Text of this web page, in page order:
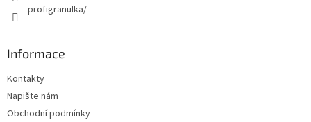
profigranulka/
Informace
Kontakty
Napište nám
Obchodní podmínky